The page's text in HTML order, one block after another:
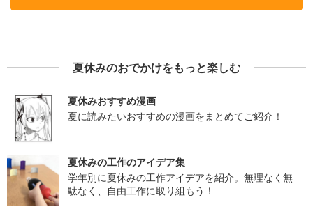
夏休みのおでかけをもっと楽しむ
夏休みおすすめ漫画
夏に読みたいおすすめの漫画をまとめてご紹介！
夏休みの工作のアイデア集
学年別に夏休みの工作アイデアを紹介。無理なく無
駄なく、自由工作に取り組もう！